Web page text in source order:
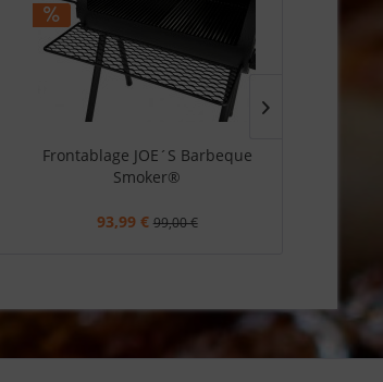
Frontablage JOE´S Barbeque
Smoker®
93,99 € 99,00 €